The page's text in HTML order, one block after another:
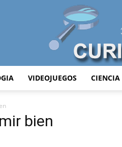
VIDEOJUEGOS CIENCIA
bien